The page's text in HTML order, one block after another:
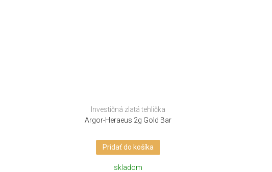
Investičná zlatá tehlička
Argor-Heraeus 2g Gold Bar
Pridať do košíka
skladom